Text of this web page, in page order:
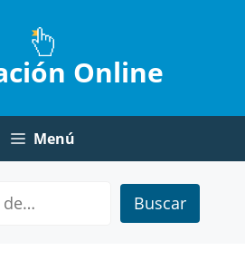
Online
Menú
Buscar